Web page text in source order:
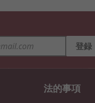
登録
法的事項